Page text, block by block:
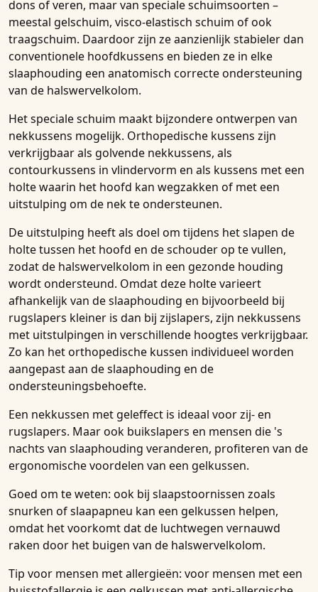
dons of veren, maar van speciale schuimsoorten –
meestal gelschuim, visco-elastisch schuim of ook
traagschuim. Daardoor zijn ze aanzienlijk stabieler dan
conventionele hoofdkussens en bieden ze in elke
slaaphouding een anatomisch correcte ondersteuning
van de halswervelkolom.
Het speciale schuim maakt bijzondere ontwerpen van
nekkussens mogelijk. Orthopedische kussens zijn
verkrijgbaar als golvende nekkussens, als
contourkussens in vlindervorm en als kussens met een
holte waarin het hoofd kan wegzakken of met een
uitstulping om de nek te ondersteunen.
De uitstulping heeft als doel om tijdens het slapen de
holte tussen het hoofd en de schouder op te vullen,
zodat de halswervelkolom in een gezonde houding
wordt ondersteund. Omdat deze holte varieert
afhankelijk van de slaaphouding en bijvoorbeeld bij
rugslapers kleiner is dan bij zijslapers, zijn nekkussens
met uitstulpingen in verschillende hoogtes verkrijgbaar.
Zo kan het orthopedische kussen individueel worden
aangepast aan de slaaphouding en de
ondersteuningsbehoefte.
Een nekkussen met geleffect is ideaal voor zij- en
rugslapers. Maar ook buikslapers en mensen die 's
nachts van slaaphouding veranderen, profiteren van de
ergonomische voordelen van een gelkussen.
Goed om te weten: ook bij slaapstoornissen zoals
snurken of slaapapneu kan een gelkussen helpen,
omdat het voorkomt dat de luchtwegen vernauwd
raken door het buigen van de halswervelkolom.
Tip voor mensen met allergieën: voor mensen met een